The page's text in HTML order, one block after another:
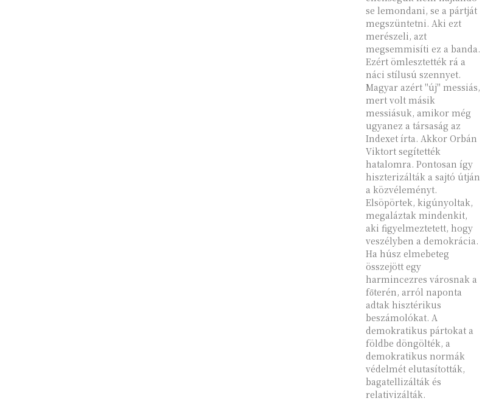
se lemondani, se a pártját
megszüntetni. Aki ezt
merészeli, azt
megsemmisíti ez a banda.
Ezért ömlesztették rá a
náci stílusú szennyet.
Magyar azért "új" messiás,
mert volt másik
messiásuk, amikor még
ugyanez a társaság az
Indexet írta. Akkor Orbán
Viktort segítették
hatalomra. Pontosan így
hiszterizálták a sajtó útján
a közvéleményt.
Elsöpörtek, kigúnyoltak,
megaláztak mindenkit,
aki figyelmeztetett, hogy
veszélyben a demokrácia.
Ha húsz elmebeteg
összejött egy
harmincezres városnak a
főterén, arról naponta
adtak hisztérikus
beszámolókat. A
demokratikus pártokat a
földbe döngölték, a
demokratikus normák
védelmét elutasították,
bagatellizálták és
relativizálták.